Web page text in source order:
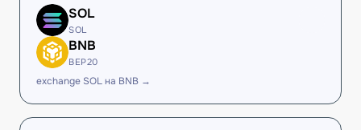
SOL
SOL
BNB
BEP20
exchange SOL на BNB →